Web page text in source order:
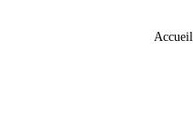
Accueil